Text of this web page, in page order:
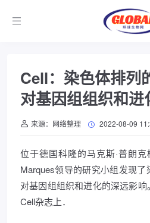
Cell：染色体排列
对基因组组织和
来源：网络整理 2022-08-09
位于德国科隆的马克斯·普朗
Marques领导的研究小组发现
对基因组组织和进化的深远影
Cell杂志上．